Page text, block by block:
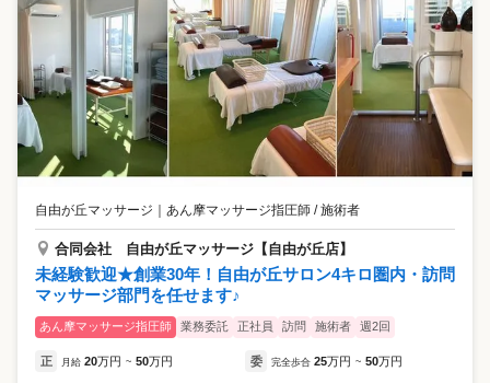
自由が丘マッサージ ｜ あん摩マッサージ指圧師 / 施術者
合同会社 自由が丘マッサージ【自由が丘店】
未経験歓迎★創業30年！自由が丘サロン4キロ圏内・訪問
マッサージ部門を任せます♪
あん摩マッサージ指圧師 業務委託 正社員 訪問 施術者 週2回
正 月給 20万円 ~ 50万円 委 完全歩合 25万円 ~ 50万円